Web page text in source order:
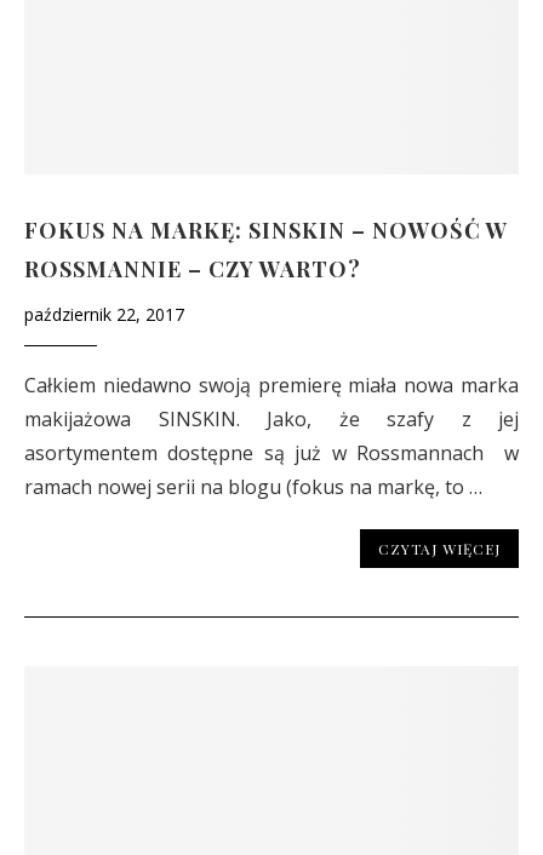
FOKUS NA MARKĘ: SINSKIN – NOWOŚĆ W
ROSSMANNIE – CZY WARTO?
październik 22, 2017
Całkiem niedawno swoją premierę miała nowa marka
makijażowa SINSKIN. Jako, że szafy z jej
asortymentem dostępne są już w Rossmannach w
ramach nowej serii na blogu (fokus na markę, to …
CZYTAJ WIĘCEJ